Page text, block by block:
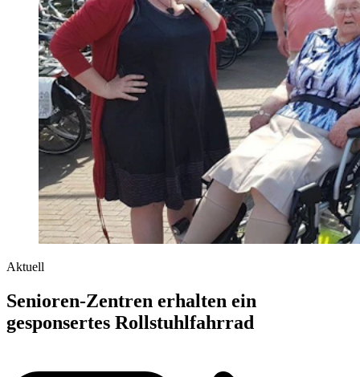
Aktuell
Senioren-Zentren erhalten ein
gesponsertes Rollstuhlfahrrad